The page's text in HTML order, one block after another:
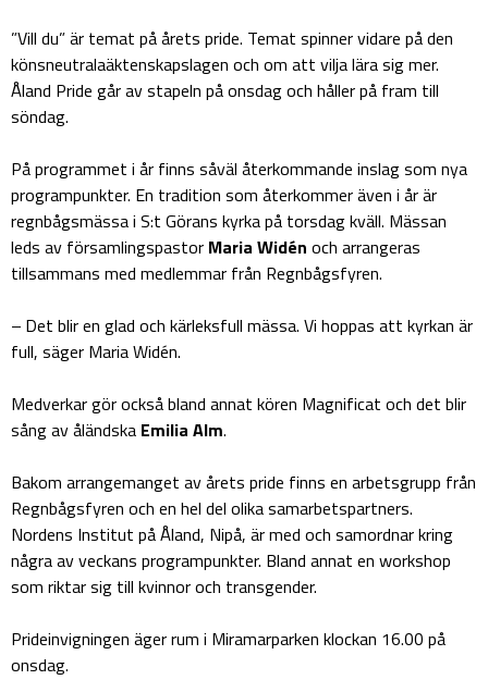
”Vill du” är temat på årets pride. Temat spinner vidare på den
könsneutralaäktenskapslagen och om att vilja lära sig mer.
Åland Pride går av stapeln på onsdag och håller på fram till
söndag.
På programmet i år finns såväl återkommande inslag som nya
programpunkter. En tradition som återkommer även i år är
regnbågsmässa i S:t Görans kyrka på torsdag kväll. Mässan
leds av församlingspastor Maria Widén och arrangeras
tillsammans med medlemmar från Regnbågsfyren.
– Det blir en glad och kärleksfull mässa. Vi hoppas att kyrkan är
full, säger Maria Widén.
Medverkar gör också bland annat kören Magnificat och det blir
sång av åländska Emilia Alm.
Bakom arrangemanget av årets pride finns en arbetsgrupp från
Regnbågsfyren och en hel del olika samarbetspartners.
Nordens Institut på Åland, Nipå, är med och samordnar kring
några av veckans programpunkter. Bland annat en workshop
som riktar sig till kvinnor och transgender.
Prideinvigningen äger rum i Miramarparken klockan 16.00 på
onsdag.